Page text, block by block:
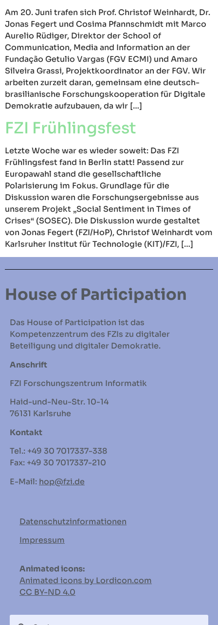
Am 20. Juni trafen sich Prof. Christof Weinhardt, Dr.
Jonas Fegert und Cosima Pfannschmidt mit Marco
Aurelio Rüdiger, Direktor der School of
Communication, Media and Information an der
Fundação Getulio Vargas (FGV ECMI) und Amaro
Silveira Grassi, Projektkoordinator an der FGV. Wir
arbeiten zurzeit daran, gemeinsam eine deutsch-
brasilianische Forschungskooperation für Digitale
Demokratie aufzubauen, da wir […]
FZI Frühlingsfest
Letzte Woche war es wieder soweit: Das FZI
Frühlingsfest fand in Berlin statt! Passend zur
Europawahl stand die gesellschaftliche
Polarisierung im Fokus. Grundlage für die
Diskussion waren die Forschungsergebnisse aus
unserem Projekt „Social Sentiment in Times of
Crises“ (SOSEC). Die Diskussion wurde gestaltet
von Jonas Fegert (FZI/HoP), Christof Weinhardt vom
Karlsruher Institut für Technologie (KIT)/FZI, […]
House of Participation
Das House of Participation ist das
Kompetenzzentrum des FZIs zu digitaler
Beteiligung und digitaler Demokratie.
Anschrift
FZI Forschungszentrum Informatik
Haid-und-Neu-Str. 10-14
76131 Karlsruhe
Kontakt
Tel.: +49 30 7017337-338
Fax: +49 30 7017337-210
E-Mail: hop@fzi.de
Datenschutzinformationen
Impressum
Animated icons:
Animated icons by Lordicon.com
CC BY-ND 4.0